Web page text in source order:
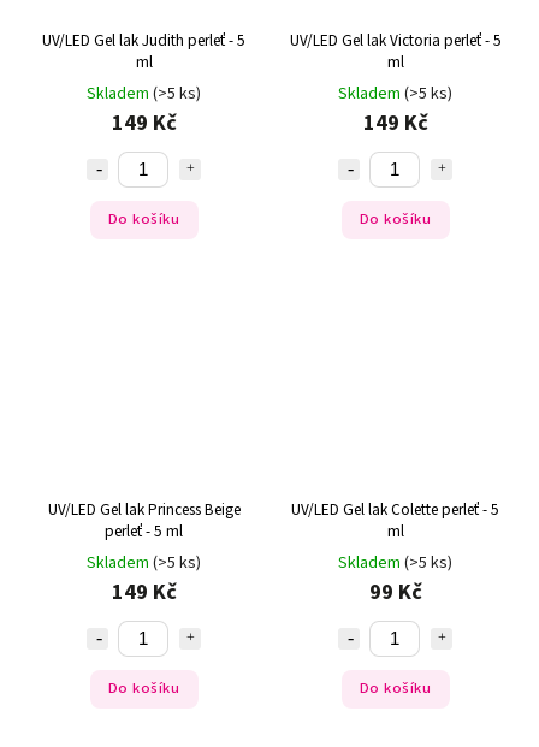
UV/LED Gel lak Judith perleť - 5
ml
Skladem (>5 ks)
149 Kč
Do košíku
UV/LED Gel lak Victoria perleť - 5
ml
Skladem (>5 ks)
149 Kč
Do košíku
UV/LED Gel lak Princess Beige
perleť - 5 ml
Skladem (>5 ks)
149 Kč
Do košíku
UV/LED Gel lak Colette perleť - 5
ml
Skladem (>5 ks)
99 Kč
Do košíku